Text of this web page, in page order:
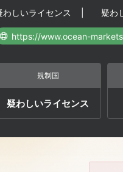
わしいライセンス
疑わ
https://www.ocean-
規制国
疑わしいライセンス